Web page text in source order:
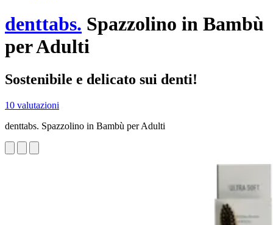
denttabs. Spazzolino in Bambù
per Adulti
Sostenibile e delicato sui denti!
10 valutazioni
denttabs. Spazzolino in Bambù per Adulti